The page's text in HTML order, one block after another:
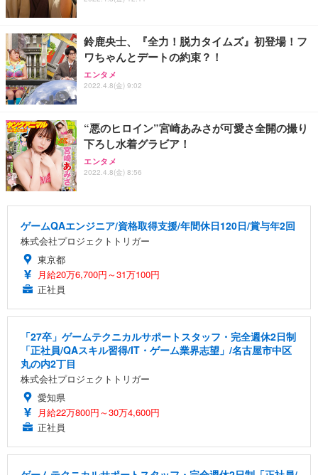
鈴鹿央士、『全力！脱力タイムズ』初登場！フ
ワちゃんとデートの約束？！
エンタメ
2022.4.8(金) 9:02
“悪のヒロイン”宮崎あみさが可愛さ全開の撮り
下ろし水着グラビア！
エンタメ
2022.4.8(金) 8:56
ゲームQAエンジニア/資格取得支援/年間休日120日/賞与年2回
株式会社プロジェクトトリガー
東京都
月給20万6,700円～31万100円
正社員
「27卒」ゲームテクニカルサポートスタッフ・完全週休2日制
「正社員/QAスキル習得/IT・ゲーム業界志望」/名古屋市中区
丸の内2丁目
株式会社プロジェクトトリガー
愛知県
月給22万800円～30万4,600円
正社員